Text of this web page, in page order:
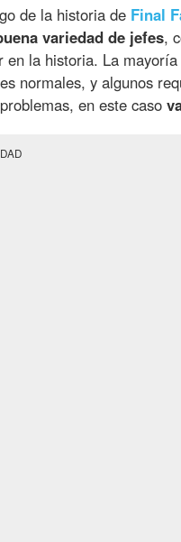
de la historia de Final
variedad de jefes,
en la historia. La
normales, y algunos
en este caso